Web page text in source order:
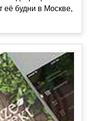
её будни в Москве,